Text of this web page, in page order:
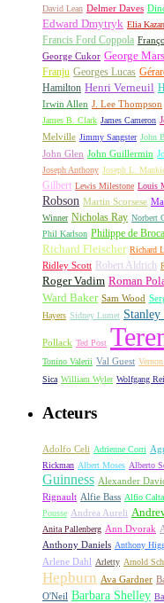
David Lean Delmer Daves
Edward Dmytryk Elia Kazan
Francis Ford Coppola
George Cukor George
Franju Georges Lucas
Hamilton Henri Verneuil
Irwin Allen J. Lee Thompson
James B. Clark James Cameron
Melville Jimmy Sangster John
John Glen John Guillermin
Joseph Anthony Joseph L.
Gilbert Lewis Milestone Louis
Robson Martin Scorsese
Winner Nicholas Ray Norbert
Phil Karlson Philippe de Broca
Richard Fleischer Richard
Ridley Scott Robert Aldrich
Roger Vadim Roman
Ward Baker Sam Wood
Hayers Sidney Lumet Stanley
Pollack Ted Post
Tonino Valerii Val Guest
Sica William Wyler Wolfgang
Acteurs
Adolfo Celi Adrienne Corri
Rickman Albert Moses Alberto
Guinness Alexander
Rignault Alfie Bass Alfio
Pousse Andrea Aureli
Anita Pallenberg Ann Dvorak
Anthony Daniels Anthony
Arlene Dahl Arletty Arnold
Hepburn Ava Gardner
O'Neil Barbara Shelley